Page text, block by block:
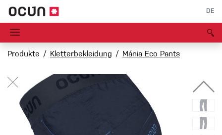
DE
Produkte Kletterbekleidung Mánia Eco Pants